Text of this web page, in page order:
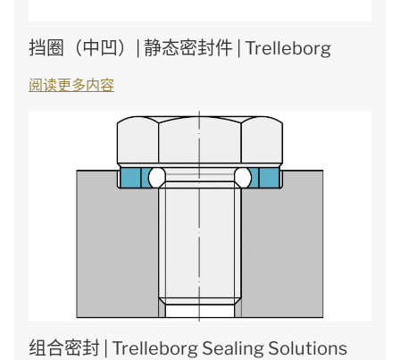
挡圈（中凹）| 静态密封件 | Trelleborg
阅读更多内容
组合密封 | Trelleborg Sealing Solutions